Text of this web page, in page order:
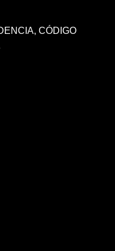
CÓDIGO